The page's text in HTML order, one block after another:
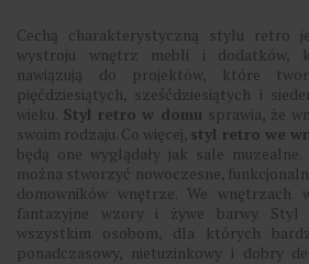
Cechą charakterystyczną stylu retro
wystroju wnętrz mebli i dodatków,
nawiązują do projektów, które
pięćdziesiątych, sześćdziesiątych i
wieku. Styl retro w domu sprawia, że
swoim rodzaju. Co więcej, styl retro we
będą one wyglądały jak sale
można stworzyć nowoczesne,
domowników wnętrze. We
fantazyjne wzory i żywe barwy. Styl
wszystkim osobom, dla których
ponadczasowy, nietuzinkowy i dobry